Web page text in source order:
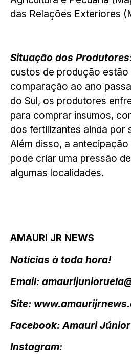
das Relações Exteriores
Situação dos
custos de produção estão
comparação ao ano
do Sul, os produtores
para comprar insumos,
dos fertilizantes ainda por
Além disso, a
pode criar uma pressão
algumas localidades.
AMAURI JR NEWS
Notícias à toda hora!
Email:
Site:
Facebook: Amauri Júnior
Instagram: